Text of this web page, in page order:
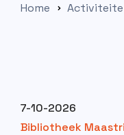
Home
7-10-2026
Bibliotheek